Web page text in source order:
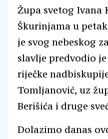
Župa svetog
Škurinjama u
je svog nebeskog
slavlje predvodio
riječke
Tomljanović, uz
Berišića i druge
Dolazimo danas